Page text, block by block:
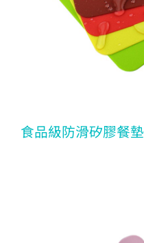
食品級防滑矽膠餐墊